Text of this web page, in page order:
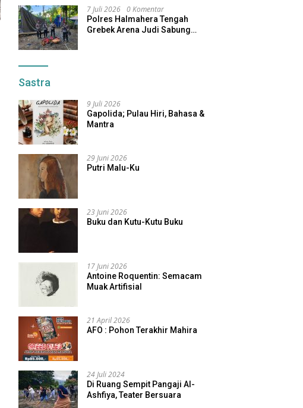
7 Juli 2026 0 Komentar
Polres Halmahera Tengah
Grebek Arena Judi Sabung
Sastra
9 Juli 2026
Gapolida; Pulau Hiri, Bahasa &
Mantra
29 Juni 2026
Putri Malu-Ku
23 Juni 2026
Buku dan Kutu-Kutu Buku
17 Juni 2026
Antoine Roquentin: Semacam
Muak Artifisial
21 April 2026
AFO : Pohon Terakhir Mahira
24 Juli 2024
Di Ruang Sempit Pangaji Al-
Ashfiya, Teater Bersuara